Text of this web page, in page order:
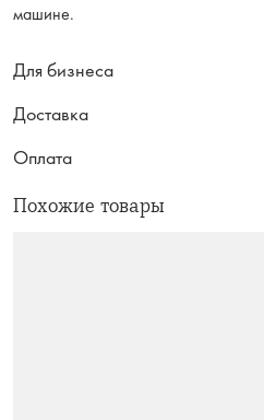
машине.
Для бизнеса
Доставка
Оплата
Похожие товары